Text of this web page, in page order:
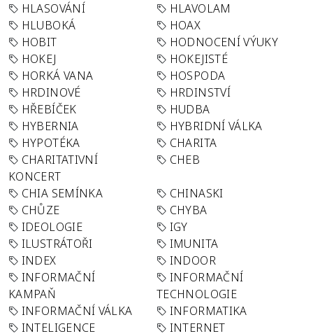
HLASOVÁNÍ
HLAVOLAM
HLUBOKÁ
HOAX
HOBIT
HODNOCENÍ VÝUKY
HOKEJ
HOKEJISTÉ
HORKÁ VANA
HOSPODA
HRDINOVÉ
HRDINSTVÍ
HŘEBÍČEK
HUDBA
HYBERNIA
HYBRIDNÍ VÁLKA
HYPOTÉKA
CHARITA
CHARITATIVNÍ
KONCERT
CHEB
CHIA SEMÍNKA
CHINASKI
CHŮZE
CHYBA
IDEOLOGIE
IGY
ILUSTRÁTOŘI
IMUNITA
INDEX
INDOOR
INFORMAČNÍ
KAMPAŇ
INFORMAČNÍ
TECHNOLOGIE
INFORMAČNÍ VÁLKA
INFORMATIKA
INTELIGENCE
INTERNET